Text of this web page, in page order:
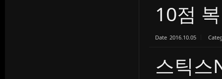
10점
Date 2016.10.05
스틱스